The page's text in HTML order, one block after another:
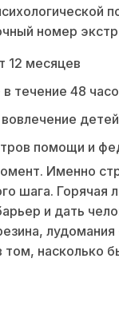
номер
12 месяцев
течение 48
помощи и
Именно
шага. Горячая
и дать
насколько